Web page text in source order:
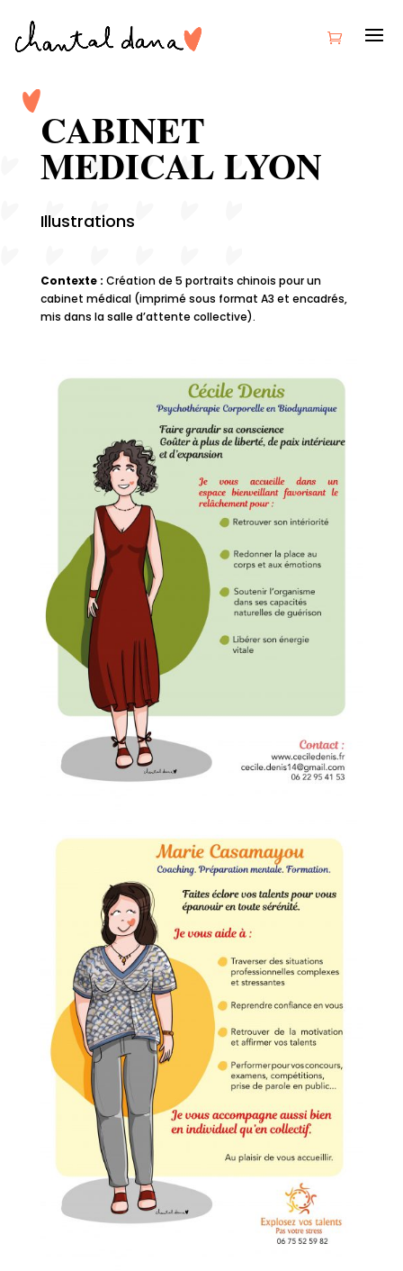
CABINET
MEDICAL LYON
Illustrations
Contexte : Création de 5 portraits chinois pour un
cabinet médical (imprimé sous format A3 et encadrés,
mis dans la salle d’attente collective).